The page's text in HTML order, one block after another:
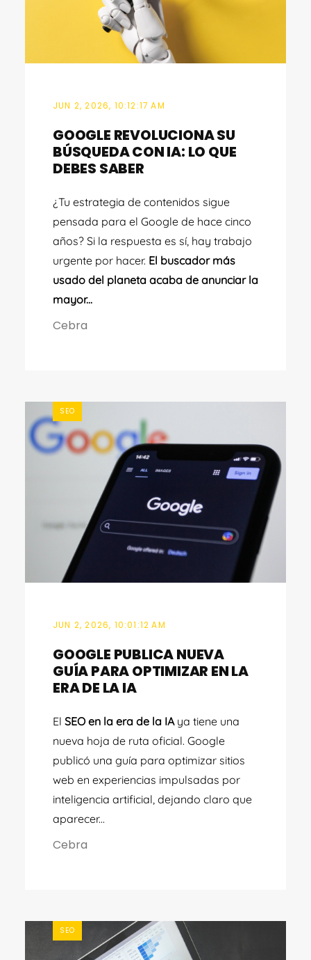
JUN 2, 2026, 10:12:17 AM
GOOGLE REVOLUCIONA SU
BÚSQUEDA CON IA: LO QUE
DEBES SABER
¿Tu estrategia de contenidos sigue
pensada para el Google de hace cinco
años? Si la respuesta es sí, hay trabajo
urgente por hacer. El buscador más
usado del planeta acaba de anunciar la
mayor...
Cebra
SEO
JUN 2, 2026, 10:01:12 AM
GOOGLE PUBLICA NUEVA
GUÍA PARA OPTIMIZAR EN LA
ERA DE LA IA
El SEO en la era de la IA ya tiene una
nueva hoja de ruta oficial. Google
publicó una guía para optimizar sitios
web en experiencias impulsadas por
inteligencia artificial, dejando claro que
aparecer...
Cebra
SEO